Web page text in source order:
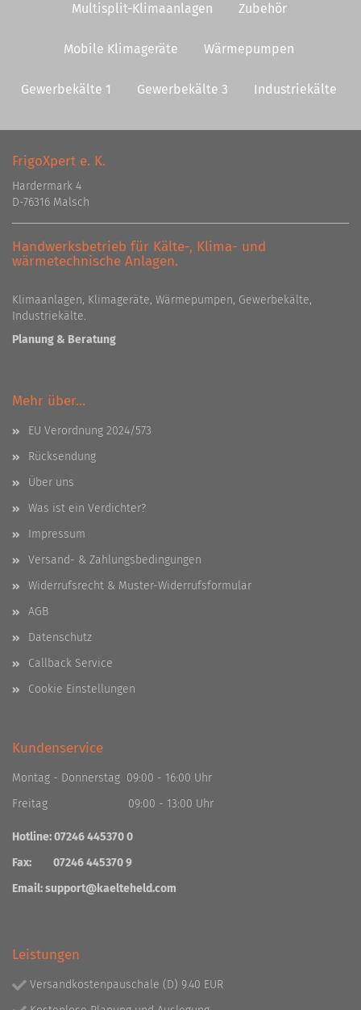
Multisplit-Klimaanlagen Zubehör
Mobile Klimageräte Wärmepumpen
Gewerbekälte 1 Gewerbekälte 3 Industriekälte
FrigoXpert e. K.
Hardermark 4
D-76316 Malsch
Handwerksbetrieb für Kälte-, Klima- und
wärmetechnische Anlagen.
Klimaanlagen, Klimageräte, Wärmepumpen, Gewerbekälte,
Industriekälte.
Planung & Beratung
Mehr über...
EU Verordnung 2024/573
Rücksendung
Über uns
Was ist ein Verdichter?
Impressum
Versand- & Zahlungsbedingungen
Widerrufsrecht & Muster-Widerrufsformular
AGB
Datenschutz
Callback Service
Cookie Einstellungen
Kundenservice
Montag - Donnerstag 09:00 - 16:00 Uhr
Freitag 09:00 - 13:00 Uhr
Hotline: 07246 445370 0
Fax: 07246 445370 9
Email:support@kaelteheld.com
Leistungen
Versandkostenpauschale (D) 9.40 EUR